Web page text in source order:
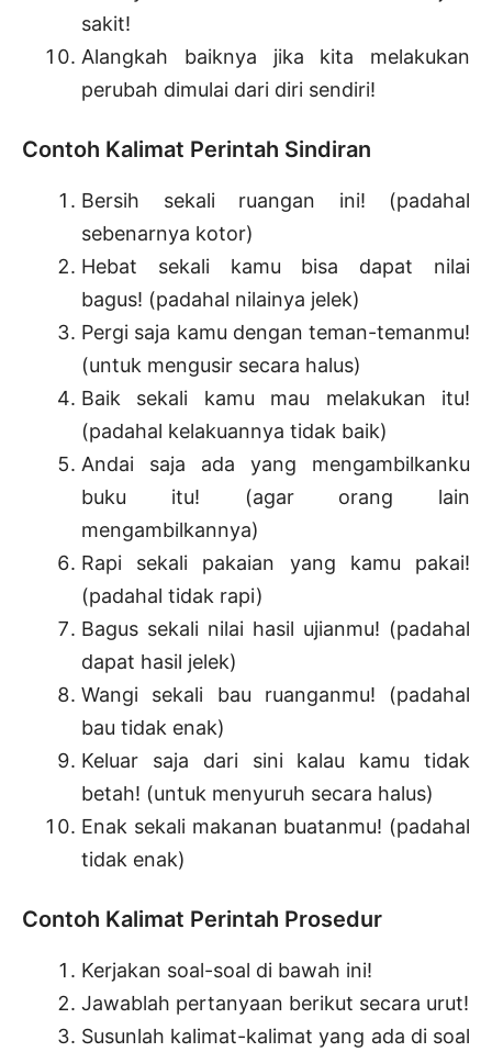
sakit!
Alangkah baiknya jika kita melakukan
perubah dimulai dari diri sendiri!
Contoh Kalimat Perintah Sindiran
Bersih sekali ruangan ini! (padahal
sebenarnya kotor)
Hebat sekali kamu bisa dapat nilai
bagus! (padahal nilainya jelek)
Pergi saja kamu dengan teman-temanmu!
(untuk mengusir secara halus)
Baik sekali kamu mau melakukan itu!
(padahal kelakuannya tidak baik)
Andai saja ada yang mengambilkanku
buku itu! (agar orang lain
mengambilkannya)
Rapi sekali pakaian yang kamu pakai!
(padahal tidak rapi)
Bagus sekali nilai hasil ujianmu! (padahal
dapat hasil jelek)
Wangi sekali bau ruanganmu! (padahal
bau tidak enak)
Keluar saja dari sini kalau kamu tidak
betah! (untuk menyuruh secara halus)
Enak sekali makanan buatanmu! (padahal
tidak enak)
Contoh Kalimat Perintah Prosedur
Kerjakan soal-soal di bawah ini!
Jawablah pertanyaan berikut secara urut!
Susunlah kalimat-kalimat yang ada di soal